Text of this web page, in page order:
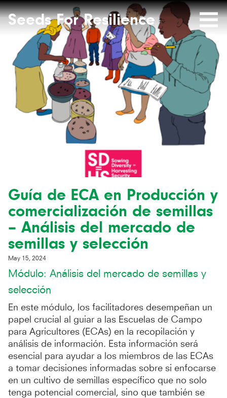
Mobile
Menu
Seeds
for
Resilience
website
Site-
header
Seeds For Resilience
Guía de ECA en Producción y
comercialización de semillas
– Análisis del mercado de
semillas y selección
May 15, 2024
Módulo: Análisis del mercado de semillas y
selección
En este módulo, los facilitadores desempeñan un
papel crucial al guiar a las Escuelas de Campo
para Agricultores (ECAs) en la recopilación y
análisis de información. Esta información será
esencial para ayudar a los miembros de las ECAs
a tomar decisiones informadas sobre si enfocarse
en un cultivo de semillas específico que no solo
tenga potencial comercial, sino que también se